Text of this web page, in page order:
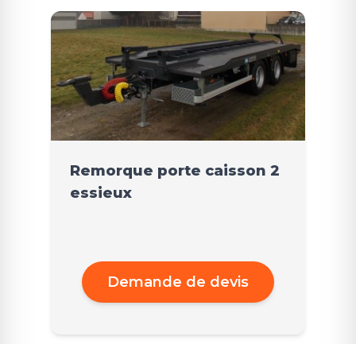
Remorque porte caisson 2
essieux
Demande de devis